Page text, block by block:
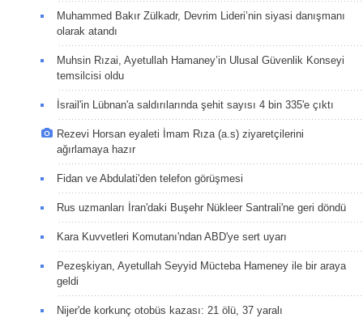
Muhammed Bakır Zülkadr, Devrim Lideri’nin siyasi danışmanı
olarak atandı
Muhsin Rızai, Ayetullah Hamaney’in Ulusal Güvenlik Konseyi
temsilcisi oldu
İsrail'in Lübnan'a saldırılarında şehit sayısı 4 bin 335'e çıktı
Rezevi Horsan eyaleti İmam Rıza (a.s) ziyaretçilerini
ağırlamaya hazır
Fidan ve Abdulati'den telefon görüşmesi
Rus uzmanları İran'daki Buşehr Nükleer Santrali'ne geri döndü
Kara Kuvvetleri Komutanı'ndan ABD'ye sert uyarı
Pezeşkiyan, Ayetullah Seyyid Mücteba Hameney ile bir araya
geldi
Nijer'de korkunç otobüs kazası: 21 ölü, 37 yaralı